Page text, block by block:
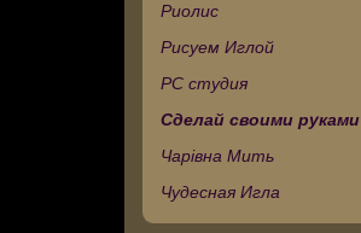
Риолис
Рисуем Иглой
РС студия
Сделай своими руками
Чарівна Мить
Чудесная Игла